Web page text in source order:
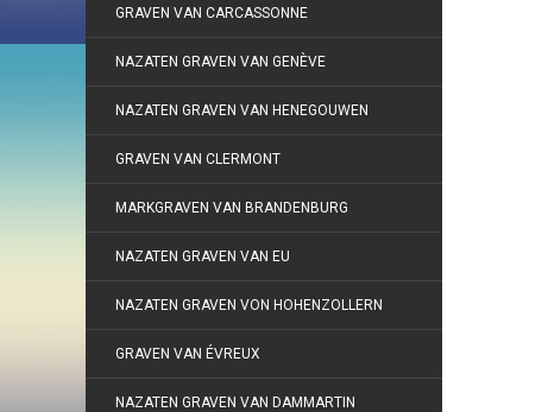
GRAVEN VAN CARCASSONNE
NAZATEN GRAVEN VAN GENÈVE
NAZATEN GRAVEN VAN HENEGOUWEN
GRAVEN VAN CLERMONT
MARKGRAVEN VAN BRANDENBURG
NAZATEN GRAVEN VAN EU
NAZATEN GRAVEN VON HOHENZOLLERN
GRAVEN VAN ÉVREUX
NAZATEN GRAVEN VAN DAMMARTIN